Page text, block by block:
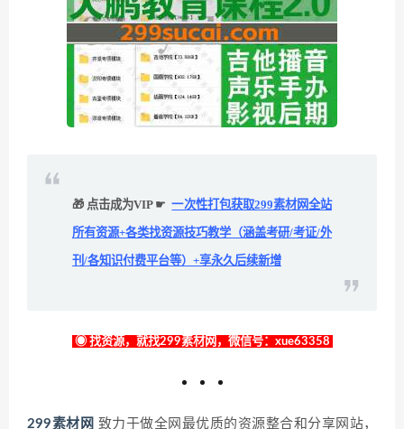
🎁 点击成为VIP ☛ 一次性打包获取299素材网全站
所有资源+各类找资源技巧教学（涵盖考研/考证/外
刊/各知识付费平台等）+享永久后续新增
◉ 找资源，就找299素材网，微信号：xue63358
299素材网 致力于做全网最优质的资源整合和分享网站，